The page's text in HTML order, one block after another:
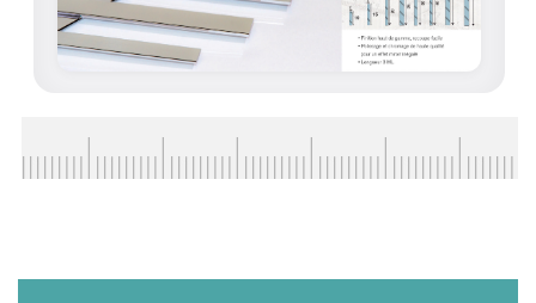
CONNECTEURS ET ASSEMBLAGE DE VERRES
PLATS ET CORNIÈRES